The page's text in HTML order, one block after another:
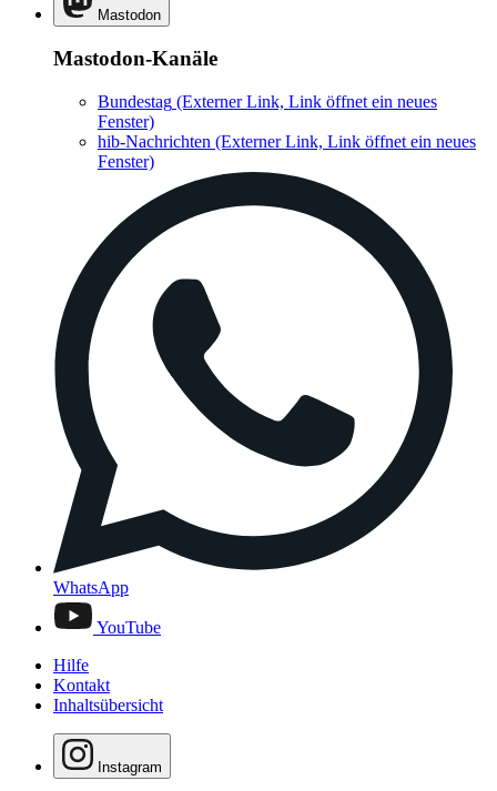
Mastodon
Mastodon-Kanäle
Bundestag (Externer Link, Link öffnet ein neues
Fenster)
hib-Nachrichten (Externer Link, Link öffnet ein neues
Fenster)
WhatsApp
YouTube
Hilfe
Kontakt
Inhaltsübersicht
Instagram